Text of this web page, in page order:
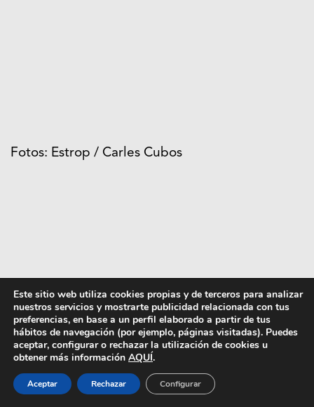
Fotos: Estrop / Carles Cubos
Texto: Ramón Fano | 13 marzo 2009
Compartir
Este sitio web utiliza cookies propias y de terceros para analizar
nuestros servicios y mostrarte publicidad relacionada con tus
preferencias, en base a un perfil elaborado a partir de tus
hábitos de navegación (por ejemplo, páginas visitadas). Puedes
aceptar, configurar o rechazar la utilización de cookies u
obtener más información AQUÍ.
Aceptar Rechazar Configurar